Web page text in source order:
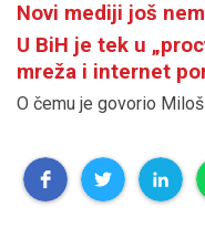
Novi mediji još
U BiH je tek u
mreža i internet
O čemu je govorio